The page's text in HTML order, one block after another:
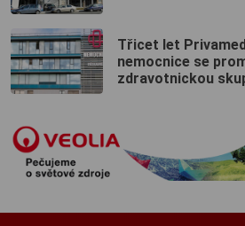
Třicet let
nemocnice se
zdravotnickou